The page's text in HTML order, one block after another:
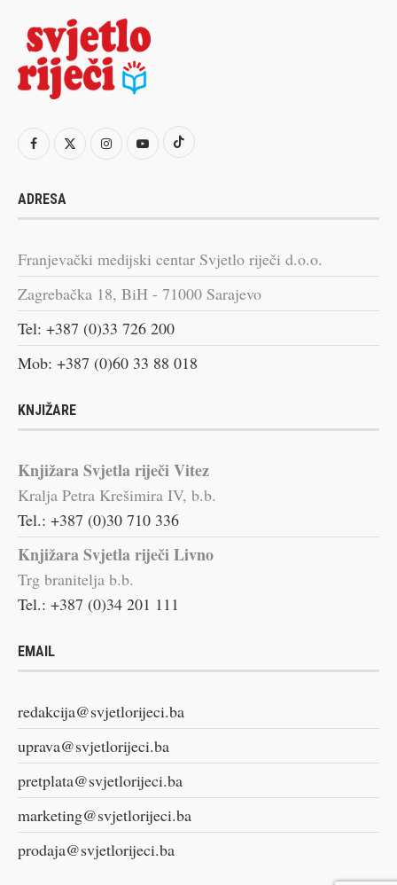
ADRESA
Franjevački medijski centar Svjetlo riječi d.o.o.
Zagrebačka 18, BiH - 71000 Sarajevo
Tel: +387 (0)33 726 200
Mob: +387 (0)60 33 88 018
KNJIŽARE
Knjižara Svjetla riječi Vitez
Kralja Petra Krešimira IV, b.b.
Tel.: +387 (0)30 710 336
Knjižara Svjetla riječi Livno
Trg branitelja b.b.
Tel.: +387 (0)34 201 111
EMAIL
redakcija@svjetlorijeci.ba
uprava@svjetlorijeci.ba
pretplata@svjetlorijeci.ba
marketing@svjetlorijeci.ba
prodaja@svjetlorijeci.ba